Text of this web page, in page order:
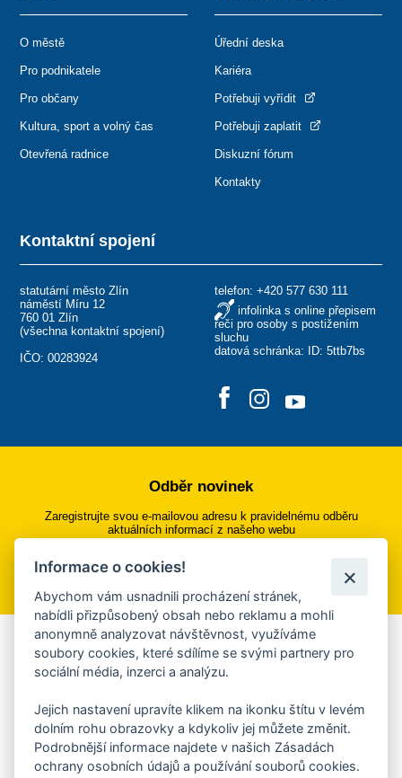
Kontaktní spojení
statutární město Zlín
náměstí Míru 12
760 01 Zlín
(všechna kontaktní spojení)
IČO: 00283924
telefon: +420 577 630 111
infolinka s online přepisem
řeči pro osoby s postižením
sluchu
datová schránka: ID: 5ttb7bs
O městě
Pro podnikatele
Pro občany
Kultura, sport a volný čas
Otevřená radnice
Úřední deska
Kariéra
Potřebuji vyřídit
Potřebuji zaplatit
Diskuzní fórum
Kontakty
Odběr novinek
Zaregistrujte svou e-mailovou adresu k pravidelnému odběru
aktuálních informací z našeho webu
Přihlásit se k odběru
Aplikace Mobilní rozhlas
Chcete dostávat do svého mobilu či mailu upozornění na
ankety, pozvánky na kulturní a sportovní akce?
Více informací o aplikaci
Informace o cookies!
Abychom vám usnadnili procházení stránek,
nabídli přizpůsobený obsah nebo reklamu a mohli
anonymně analyzovat návštěvnost, využíváme
soubory cookies, které sdílíme se svými partnery pro
sociální média, inzerci a analýzu.
Jejich nastavení upravíte klikem na ikonku štítu v levém
dolním rohu obrazovky a kdykoliv jej můžete změnit.
Podrobnější informace najdete v našich Zásadách
ochrany osobních údajů a používání souborů cookies.